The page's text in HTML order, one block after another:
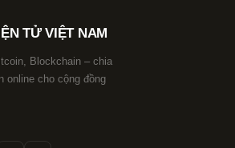
TỬ VIỆT NAM
Blockchain – chia
online cho cộng đồng